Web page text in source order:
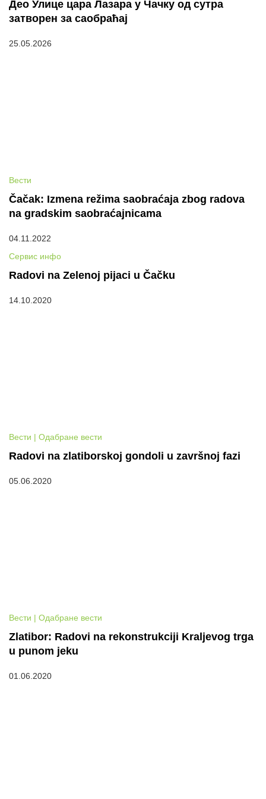
Део Улице цара Лазара у Чачку од сутра
затворен за саобраћај
25.05.2026
Вести
Čačak: Izmena režima saobraćaja zbog radova
na gradskim saobraćajnicama
04.11.2022
Сервис инфо
Radovi na Zelenoj pijaci u Čačku
14.10.2020
Вести | Одабране вести
Radovi na zlatiborskoj gondoli u završnoj fazi
05.06.2020
Вести | Одабране вести
Zlatibor: Radovi na rekonstrukciji Kraljevog trga
u punom jeku
01.06.2020